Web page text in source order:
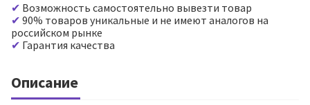
Возможность самостоятельно вывезти товар
90% товаров уникальные и не имеют аналогов на
российском рынке
Гарантия качества
Описание